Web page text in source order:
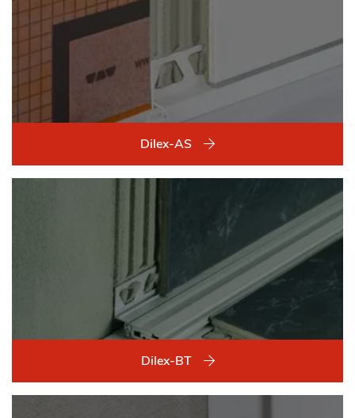
Dilex-AS
Dilex-BT